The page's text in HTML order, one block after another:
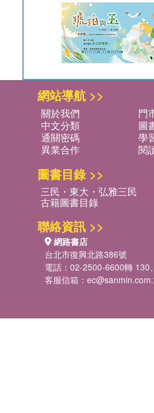
網站導航 >>
關於我們 門
中文分類
圖
通關密碼
學
異業合作
閱
圖書目錄 >>
三民・東大・弘雅三民
古籍圖書目錄
聯絡資訊 >>
網路書店
台北市復興北路386號
電話：02-2500-6600轉 130
客服信箱：